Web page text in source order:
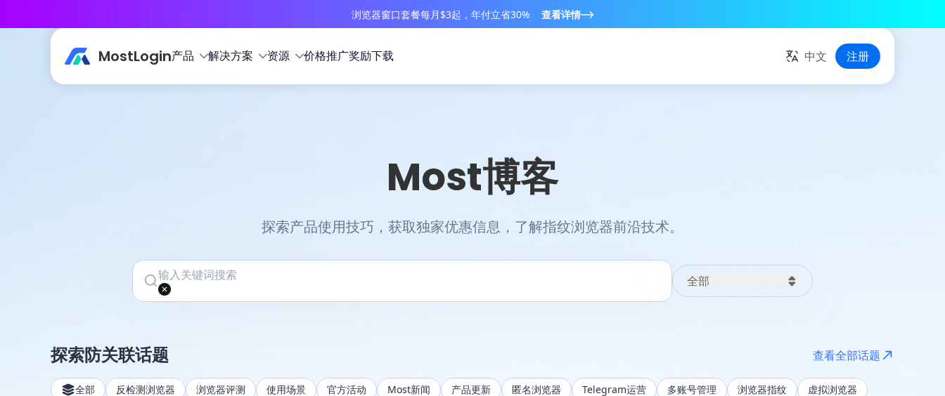
浏览器窗口套餐每月$3起，年付立省30% 查看详情
MostLogin产品 解决方案 资源 价格推广奖励下载 中文 注册
Most博客
探索产品使用技巧，获取独家优惠信息，了解指纹浏览器前沿技术。
全部
最近一周
探索防关联话题 查看全部话题
全部 反检测浏览器 浏览器评测 使用场景 官方活动 Most新闻 产品更新 匿名浏览器 Telegram运营 多账号管理 浏览器指纹 虚拟浏览器